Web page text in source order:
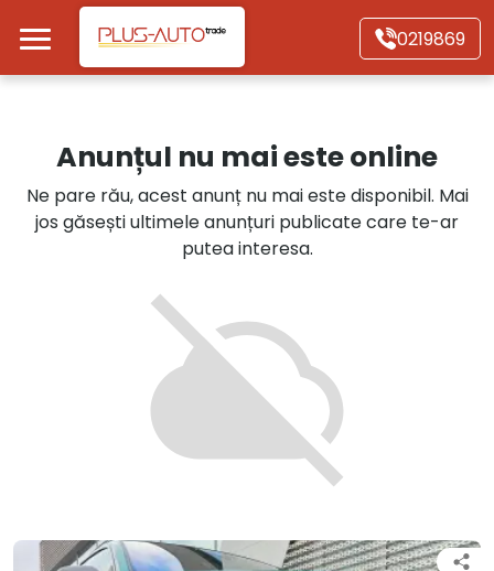
Mergi direct la conținutul principal
0219869
Autoturisme
Motociclete
Autoutilitare
Alte tipuri vehicule
Anunțul nu mai este online
Ne pare rău, acest anunț nu mai este disponibil. Mai
jos găsești ultimele anunțuri publicate care te-ar
putea interesa.